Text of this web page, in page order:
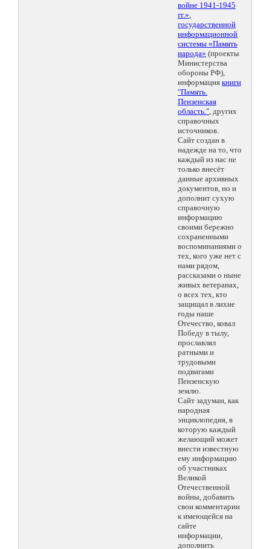
войне 1941-1945
гг.»,
государственной
информационной
системы «Память
народа» (проекты
Министерства
обороны РФ),
информация книги
"Память.
Пензенская
область.", других
справочных
источников.
Сайт создан в
надежде на то, что
каждый из нас не
только внесёт
данные архивных
документов, но и
дополнит сухую
справочную
информацию
своими бережно
сохраненными
воспоминаниями о
тех, кого уже нет с
нами рядом,
рассказами о ныне
живых ветеранах,
о всех тех, кто
защищал в лихие
годы наше
Отечество, ковал
Победу в тылу,
прославлял
ратными и
трудовыми
подвигами
Пензенскую
землю.
Сайт задуман, как
народная
энциклопедия, в
которую каждый
желающий может
внести известную
ему информацию
об участниках
Великой
Отечественной
войны, добавить
свои комментарии
к имеющейся на
сайте
информации,
дополнить